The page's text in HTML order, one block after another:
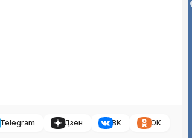
Telegram Дзен ВК ОК